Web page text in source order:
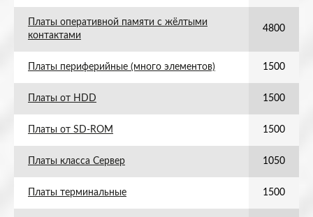
Платы оперативной памяти с жёлтыми
контактами
4800
Платы периферийные (много элементов) 1500
Платы от HDD 1500
Платы от SD-ROM 1500
Платы класса Сервер 1050
Платы терминальные 1500